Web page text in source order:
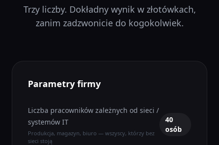
Trzy liczby. Dokładny wynik w złotówkach,
zanim zadzwonicie do kogokolwiek.
Parametry firmy
Liczba pracowników zależnych od sieci /
systemów IT
Produkcja, magazyn, biuro — wszyscy, którzy bez
sieci stoją
40
osób